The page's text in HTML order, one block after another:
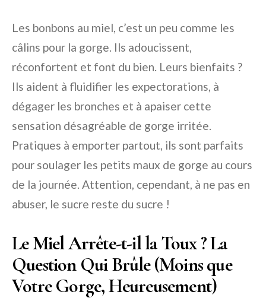
Les bonbons au miel, c’est un peu comme les
câlins pour la gorge. Ils adoucissent,
réconfortent et font du bien. Leurs bienfaits ?
Ils aident à fluidifier les expectorations, à
dégager les bronches et à apaiser cette
sensation désagréable de gorge irritée.
Pratiques à emporter partout, ils sont parfaits
pour soulager les petits maux de gorge au cours
de la journée. Attention, cependant, à ne pas en
abuser, le sucre reste du sucre !
Le Miel Arrête-t-il la Toux ? La
Question Qui Brûle (Moins que
Votre Gorge, Heureusement)